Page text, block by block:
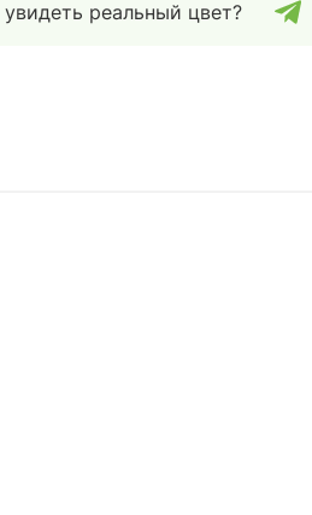
увидеть реальный цвет?